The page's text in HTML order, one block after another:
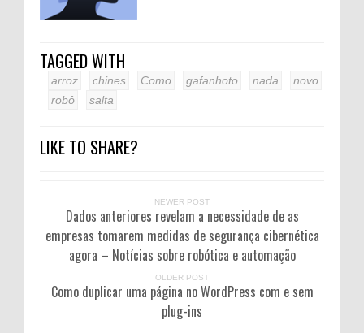
TAGGED WITH
arroz chines Como gafanhoto nada
novo
robô
salta
LIKE TO SHARE?
NEWER POST
Dados anteriores revelam a necessidade de as
empresas tomarem medidas de segurança cibernética
agora – Notícias sobre robótica e automação
OLDER POST
Como duplicar uma página no WordPress com e sem
plug-ins